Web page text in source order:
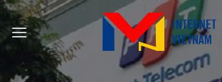
Chuyển
đến
nội
dung